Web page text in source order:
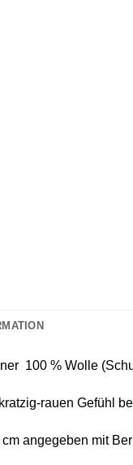
100 % Wolle
rauen Gefühl
angegeben mit